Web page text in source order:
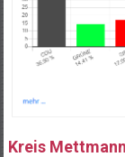
Kreis